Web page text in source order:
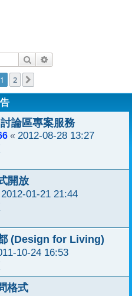
搜尋
1 2
論區專案服務
« 2012-08-28 13:27
開放
2012-01-21 21:44
(Design for Living)
10-24 16:53
格式